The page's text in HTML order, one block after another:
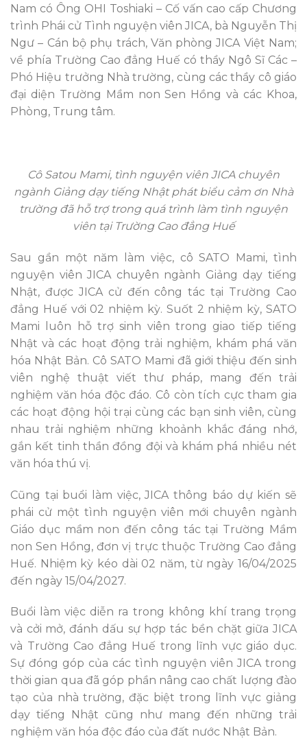
Nam có Ông OHI Toshiaki – Cố vấn cao cấp Chương
trình Phái cử Tình nguyện viên JICA, bà Nguyễn Thị
Ngư – Cán bộ phụ trách, Văn phòng JICA Việt Nam;
về phía Trường Cao đẳng Huế có thầy Ngô Sĩ Các –
Phó Hiệu trưởng Nhà trường, cùng các thầy cô giáo
đại diện Trường Mầm non Sen Hồng và các Khoa,
Phòng, Trung tâm.
Cô Satou Mami, tình nguyện viên JICA chuyên
ngành Giảng dạy tiếng Nhật phát biểu cảm ơn Nhà
trường đã hỗ trợ trong quá trình làm tình nguyện
viên tại Trường Cao đẳng Huế
Sau gần một năm làm việc, cô SATO Mami, tình
nguyện viên JICA chuyên ngành Giảng dạy tiếng
Nhật, được JICA cử đến công tác tại Trường Cao
đẳng Huế với 02 nhiệm kỳ. Suốt 2 nhiệm kỳ, SATO
Mami luôn hỗ trợ sinh viên trong giao tiếp tiếng
Nhật và các hoạt động trải nghiệm, khám phá văn
hóa Nhật Bản. Cô SATO Mami đã giới thiệu đến sinh
viên nghệ thuật viết thư pháp, mang đến trải
nghiệm văn hóa độc đáo. Cô còn tích cực tham gia
các hoạt động hội trại cùng các bạn sinh viên, cùng
nhau trải nghiệm những khoảnh khắc đáng nhớ,
gắn kết tinh thần đồng đội và khám phá nhiều nét
văn hóa thú vị.
Cũng tại buổi làm việc, JICA thông báo dự kiến sẽ
phái cử một tình nguyện viên mới chuyên ngành
Giáo dục mầm non đến công tác tại Trường Mầm
non Sen Hồng, đơn vị trực thuộc Trường Cao đẳng
Huế. Nhiệm kỳ kéo dài 02 năm, từ ngày 16/04/2025
đến ngày 15/04/2027.
Buổi làm việc diễn ra trong không khí trang trọng
và cởi mở, đánh dấu sự hợp tác bền chặt giữa JICA
và Trường Cao đẳng Huế trong lĩnh vực giáo dục.
Sự đóng góp của các tình nguyện viên JICA trong
thời gian qua đã góp phần nâng cao chất lượng đào
tạo của nhà trường, đặc biệt trong lĩnh vực giảng
dạy tiếng Nhật cũng như mang đến những trải
nghiệm văn hóa độc đáo của đất nước Nhật Bản.